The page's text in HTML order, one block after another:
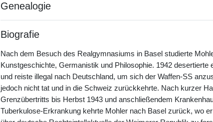
Genealogie
Biografie
Nach dem Besuch des Realgymnasiums in Basel studierte
Kunstgeschichte, Germanistik und Philosophie. 1942 desertierte
und reiste illegal nach Deutschland, um sich der Waffen-SS
jedoch nicht tat und in die Schweiz zurückkehrte. Nach kurzer
Grenzübertritts bis Herbst 1943 und anschließendem
Tuberkulose-Erkrankung kehrte Mohler nach Basel zurück, wo